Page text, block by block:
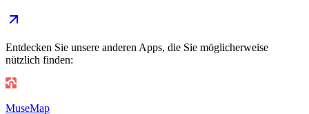
Entdecken Sie unsere anderen Apps, die Sie möglicherweise
nützlich finden:
MuseMap